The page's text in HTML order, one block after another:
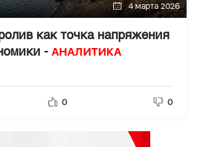
4 марта 2026
как точка напряжения
- АНАЛИТИКА
0 0